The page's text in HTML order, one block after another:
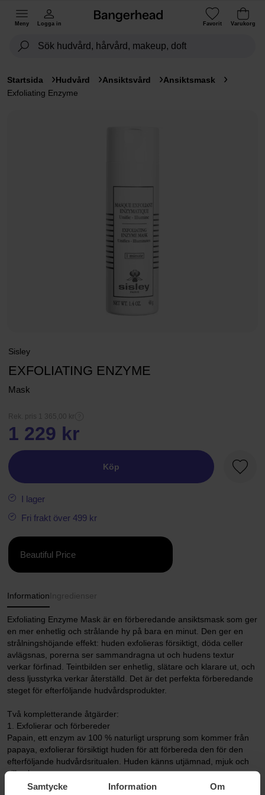
Samtycke Information Om
Meny Logga in Favorit Varukorg
Startsida Hudvård Ansiktsvård
Ansiktsmask
Exfoliating Enzyme
Sisley
EXFOLIATING ENZYME
Mask
Rek. pris 1 365,00 kr
1 229 kr
Köp
I lager
Fri frakt över 499 kr
Beautiful Price
Information Ingredienser
Exfoliating Enzyme Mask är en förberedande ansiktsmask som ger
en mer enhetlig och strålande hy på bara en minut. Den ger en
strålningshöjande effekt: huden exfolieras försiktigt, döda celler
avlägsnas, porerna ser sammandragna ut och hudens textur
verkar förfinad. Teintbilden ser enhetlig, slätare och klarare ut, och
dess ljusstyrka verkar återställd. Det är det perfekta förberedande
steget för efterföljande hudvårdsprodukter.
Två kompletterande åtgärder:
1. Exfolierar och förbereder
Papain, ett enzym av 100 % naturligt ursprung som kommer från
papaya, exfolierar försiktigt huden för att förbereda den för den
efterföljande hudvårdsritualen. Huden känns utjämnad, mjuk och
silkeslen.
2. Avslöjar lyster